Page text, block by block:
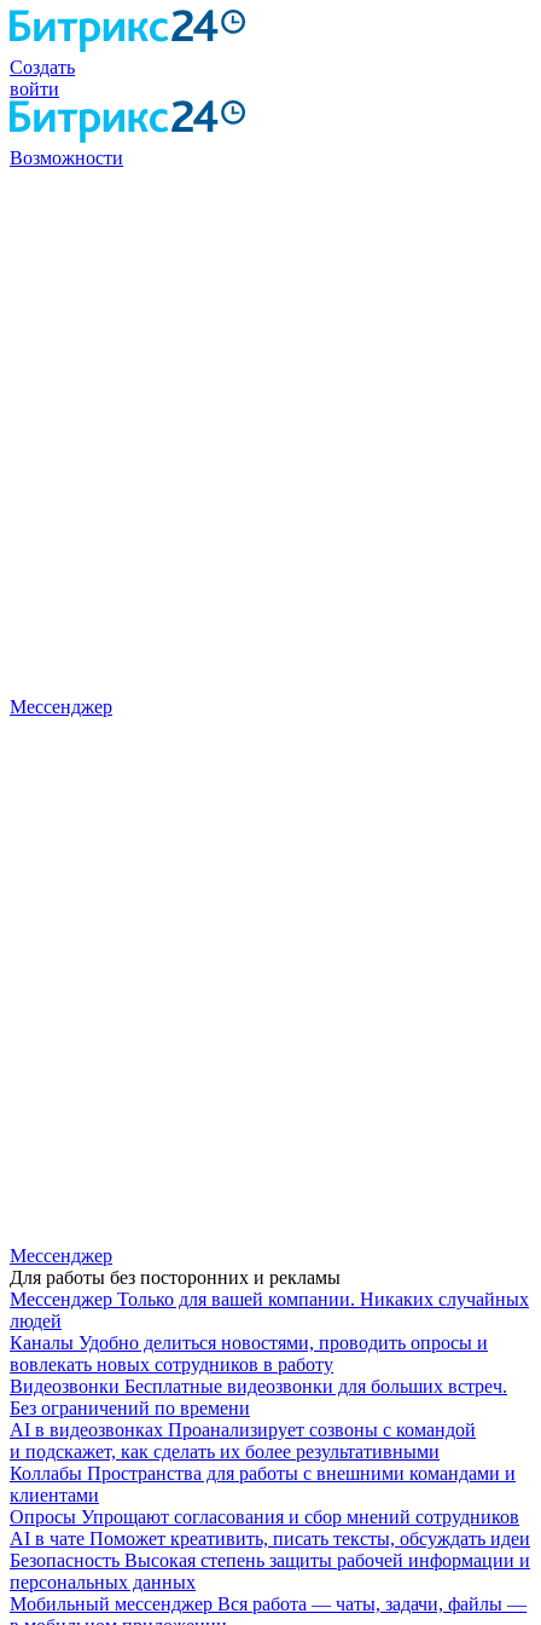
Создать
войти
Возможности
Мессенджер
Мессенджер
Для работы без посторонних и рекламы
Мессенджер Только для вашей компании. Никаких случайных
людей
Каналы Удобно делиться новостями, проводить опросы и
вовлекать новых сотрудников в работу
Видеозвонки Бесплатные видеозвонки для больших встреч.
Без ограничений по времени
AI в видеозвонках Проанализирует созвоны с командой
и подскажет, как сделать их более результативными
Коллабы Пространства для работы с внешними командами и
клиентами
Опросы Упрощают согласования и сбор мнений сотрудников
AI в чате Поможет креативить, писать тексты, обсуждать идеи
Безопасность Высокая степень защиты рабочей информации и
персональных данных
Мобильный мессенджер Вся работа — чаты, задачи, файлы —